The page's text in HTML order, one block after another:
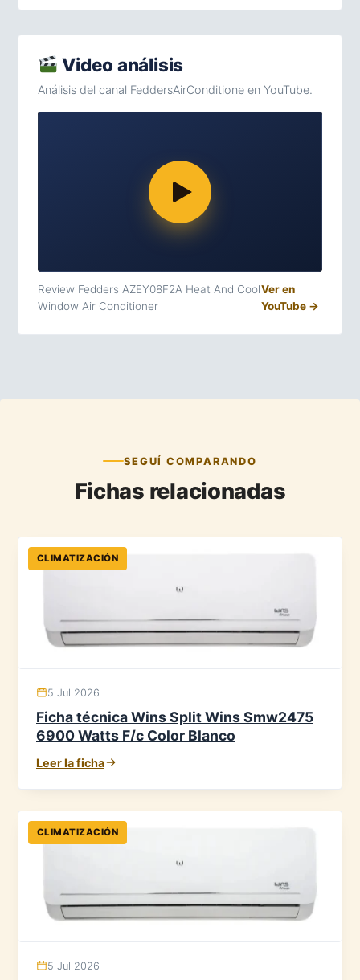
Video análisis
Análisis del canal FeddersAirConditione en YouTube.
Review Fedders AZEY08F2A Heat And Cool
Window Air Conditioner
Ver en
YouTube →
SEGUÍ COMPARANDO
Fichas relacionadas
CLIMATIZACIÓN
5 Jul 2026
Ficha técnica Wins Split Wins Smw2475
6900 Watts F/c Color Blanco
Leer la ficha
CLIMATIZACIÓN
5 Jul 2026